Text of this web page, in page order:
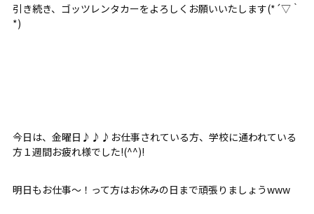
引き続き、ゴッツレンタカーをよろしくお願いいたします(*´▽｀
*)
今日は、金曜日♪♪♪お仕事されている方、学校に通われている
方１週間お疲れ様でした!(^^)!
明日もお仕事～！って方はお休みの日まで頑張りましょうwww